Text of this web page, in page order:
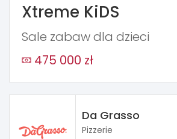
Xtreme KiDS
Sale zabaw dla dzieci
475 000 zł
Da Grasso
Pizzerie